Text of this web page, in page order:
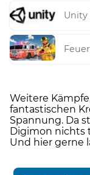
Unity
Weitere
fantastischen
Spannung. Da
Digimon nichts
Und hier gerne